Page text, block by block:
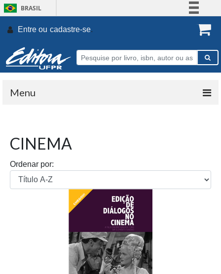
BRASIL
Participe
Entre ou cadastre-se.
Menu
CINEMA
Ordenar por: